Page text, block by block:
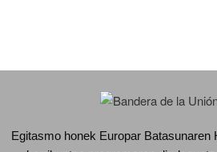
Egitasmo honek Europar Batasunaren